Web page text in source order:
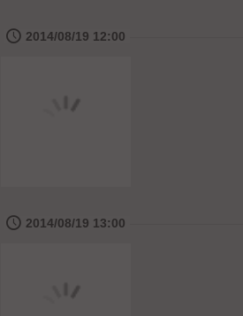
🕔 2014/08/19 12:00
🕔 2014/08/19 13:00